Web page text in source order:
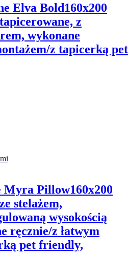
Elva Bold160x200
z
wykonane
z tapicerką pet
Myra Pillow160x200
stelażem,
wysokością
ręcznie/z łatwym
pet friendly,